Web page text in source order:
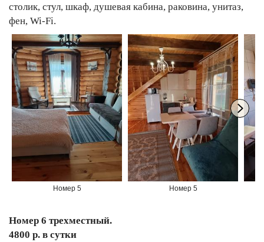
столик, стул, шкаф, душевая кабина, раковина, унитаз,
фен, Wi-Fi.
Номер 5 Номер 5
Номер 6 трехместный.
4800 р. в сутки